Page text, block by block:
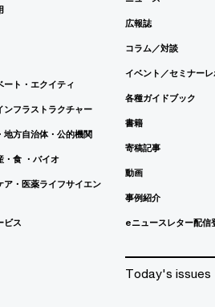
ート・エクイティ
ンフラストラクチャー
地方自治体・公的機関
・食 ・バイオ
ア・医薬ライフサイエン
ビス
広報誌
コラム／対談
イベント／セミナーレ
各種ガイドブック
書籍
寄稿記事
動画
事例紹介
eニュースレター配信
Today's issues